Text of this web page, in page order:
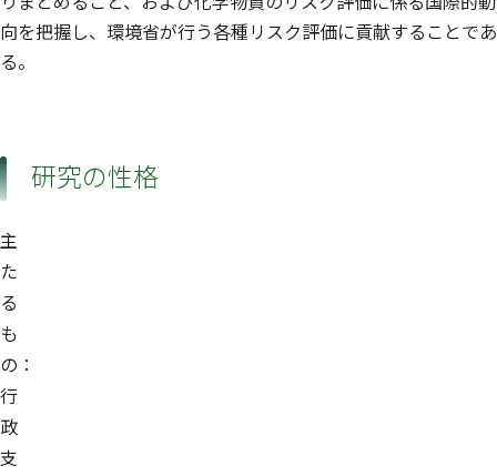
向を把握し、環境省が行う各種リスク評価に貢献することであ
る。
研究の性格
主
た
る
も
の：
行
政
支